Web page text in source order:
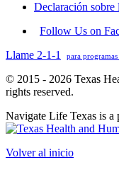
Declaración
Follow Us on
Llame 2-1-1
para
© 2015 - 2026 Texas
rights reserved.
Navigate Life Texas is a
Volver al inicio